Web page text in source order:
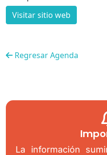
Visitar sitio web
Regresar Agenda
La información